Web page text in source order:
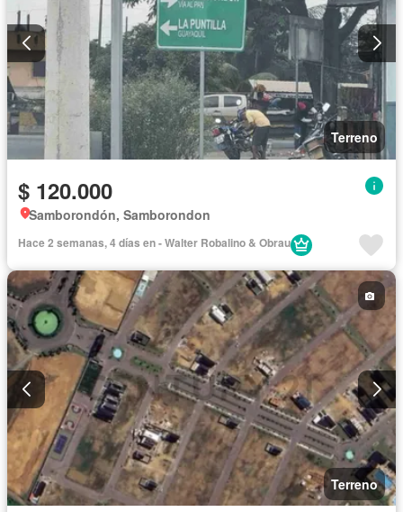
Terreno
$ 120.000
Samborondón, Samborondon
Hace 2 semanas, 4 días en - Walter Robalino & Obrau
Terreno